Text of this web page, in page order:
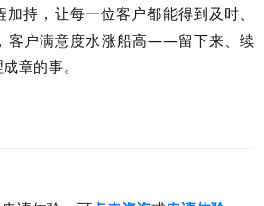
加持，让每一位客户都能得到及时、
客户满意度水涨船高——留下来、续
章的事。